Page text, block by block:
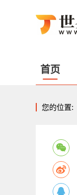
首页
您的位置: